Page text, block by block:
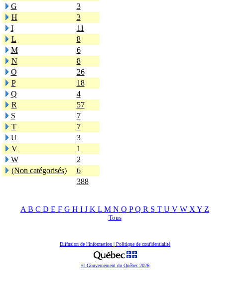
G
3
H
3
I
11
L
8
M
6
N
8
O
26
P
18
Q
4
R
57
S
7
T
7
U
3
V
1
W
2
(Non catégorisés)
6
388
A B C D E F G H I J K L M N O P Q R S T U V W X Y Z
Tous
Diffusion de l'information | Politique de confidentialité
© Gouvernement du Québec 2026